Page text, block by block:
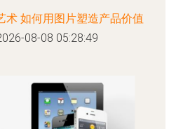
术 如何用图片塑造产品价值
08-08 05:28:49